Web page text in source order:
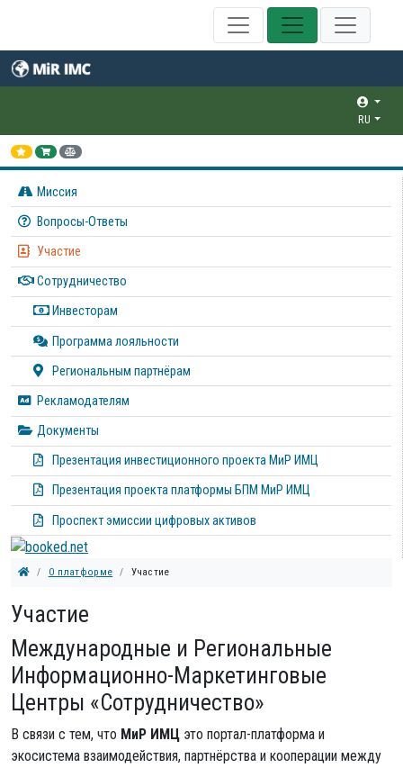
RU
Миссия
Вопросы-Ответы
Участие
Сотрудничество
Инвесторам
Программа лояльности
Региональным партнёрам
Рекламодателям
Документы
Презентация инвестиционного проекта МиР ИМЦ
Презентация проекта платформы БПМ МиР ИМЦ
Проспект эмиссии цифровых активов
О платформе Участие
Участие
Международные и Региональные
Информационно-Маркетинговые
Центры «Сотрудничество»
В связи с тем, что МиР ИМЦ это портал-платформа и
экосистема взаимодействия, партнёрства и кооперации между